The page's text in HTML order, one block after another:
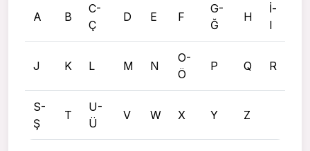
A B
C-
Ç
D E F
G-
Ğ
H
İ-
I
J K L M N
O-
Ö
P Q R
S-
Ş
T
U-
Ü
V W X Y Z